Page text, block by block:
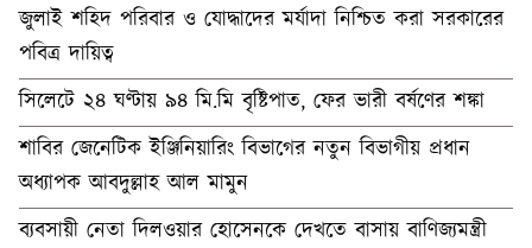
জুলাই শহিদ পরিবার ও যোদ্ধাদের মর্যাদা নিশ্চিত করা সরকারের
পবিত্র দায়িত্ব
সিলেটে ২৪ ঘণ্টায় ৯৪ মি.মি বৃষ্টিপাত, ফের ভারী বর্ষণের শঙ্কা
শাবির জেনেটিক ইঞ্জিনিয়ারিং বিভাগের নতুন বিভাগীয় প্রধান
অধ্যাপক আবদুল্লাহ আল মামুন
ব্যবসায়ী নেতা দিলওয়ার হোসেনকে দেখতে বাসায় বাণিজ্যমন্ত্রী